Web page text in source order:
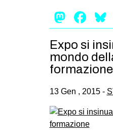
Expo si
mondo
formazione
13 Gen , 2015 -